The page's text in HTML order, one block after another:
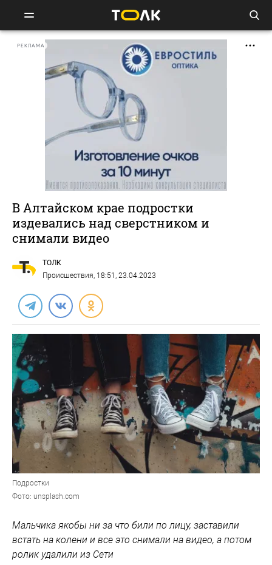
РЕКЛАМА
В Алтайском крае подростки
издевались над сверстником и
снимали видео
ТОЛК
Происшествия, 18:51, 23.04.2023
Подростки
Фото: unsplash.com
Мальчика якобы ни за что били по лицу, заставили
встать на колени и все это снимали на видео, а потом
ролик удалили из Сети